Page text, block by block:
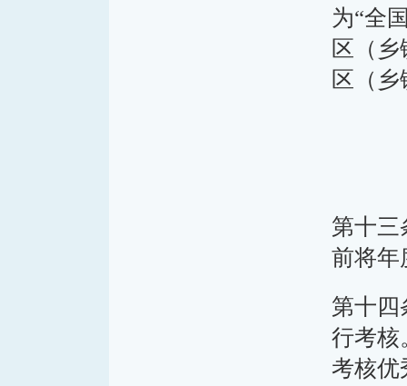
为“全
区（
区（乡
第十三
前将年
第十四
行考核
考核优